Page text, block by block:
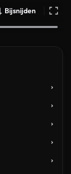
Bijsnijden